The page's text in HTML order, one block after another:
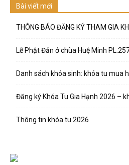
Bài viết mới
THÔNG BÁO ĐĂNG KÝ THAM GIA
Lễ Phật Đản ở chùa Huệ Minh
Danh sách khóa sinh: khóa tu mua
Đăng ký Khóa Tu Gia Hạnh 2026 –
Thông tin khóa tu 2026